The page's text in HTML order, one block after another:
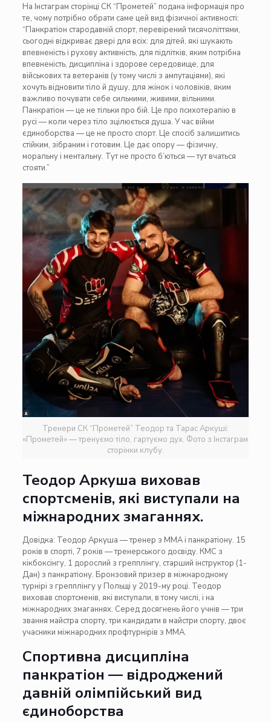
На Інстаграм сторінці СК “Прометей” подана інформація про
те, чому потрібно обрати саме цей вид фізичної активності:
“Панкратіон стародавній спорт, перевірений тисячоліттями,
сьогодні відкриває двері для всіх: для дітей, які шукають
впевненість і рухову активність, для підлітків, яким потрібна
впевненість, дисципліна і здорове середовище, для
військових та ветеранів (у тому числі з ампутаціями), які
хочуть відновити тіло й душу, для жінок і чоловіків, яким
важливо почувати себе сильними, живими, вільними.
Панкратіон — це не тільки про бій. Це про психотерапію в
русі — коли через тіло зцілюється душа. У час війни
єдиноборства — це не просто спорт. Це спосіб залишитись
стійким, зібраним і готовим. Це дає опору — фізичну,
моральну і ментальну. Тут не просто б’ються — тут вчаться
стояти.”
Тренери СК “Прометей” Теодор та Тарас Аркуші:
«Прометей» — тренуємо тіло, гартуємо дух. Фото з Інстаграм
сторінки клубу.
Теодор Аркуша виховав
спортсменів, які виступали на
міжнародних змаганнях.
Довідка: Теодор Аркуша — тренер з ММА і панкратіону. 15
років в спорті, 7 років — тренерського досвіду. КМС з
кікбоксінгу, 1 дорослий з грепплінгу, старший інструктор (1-
Дан) з панкратіону. Бронзовий призер в міжнародному
турнірі з грепплінгу у Польщі у 2019-му році. Теодор
виховав спортсменів, які виступали, в тому числі, і на
міжнародних змаганнях. Серед досягнень його учнів — три
звання майстра спорту, три кандидати в майстри спорту, двоє
учасники міжнародних профтурнірів з ММА.
Спортивна дисципліна
панкратіон — відроджений
давній олімпійський вид
єдиноборства